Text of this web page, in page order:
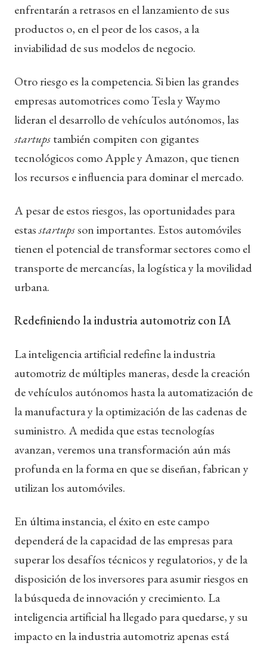
enfrentarán a retrasos en el lanzamiento de sus
productos o, en el peor de los casos, a la
inviabilidad de sus modelos de negocio.
Otro riesgo es la competencia. Si bien las grandes
empresas automotrices como Tesla y Waymo
lideran el desarrollo de vehículos autónomos, las
startupstambién compiten con gigantes
tecnológicos como Apple y Amazon, que tienen
los recursos e influencia para dominar el mercado.
A pesar de estos riesgos, las oportunidades para
estasstartupsson importantes. Estos automóviles
tienen el potencial de transformar sectores como el
transporte de mercancías, la logística y la movilidad
urbana.
Redefiniendo la industria automotriz con IA
La inteligencia artificial redefine la industria
automotriz de múltiples maneras, desde la creación
de vehículos autónomos hasta la automatización de
la manufactura y la optimización de las cadenas de
suministro. A medida que estas tecnologías
avanzan, veremos una transformación aún más
profunda en la forma en que se diseñan, fabrican y
utilizan los automóviles.
En última instancia, el éxito en este campo
dependerá de la capacidad de las empresas para
superar los desafíos técnicos y regulatorios, y de la
disposición de los inversores para asumir riesgos en
la búsqueda de innovación y crecimiento. La
inteligencia artificial ha llegado para quedarse, y su
impacto en la industria automotriz apenas está